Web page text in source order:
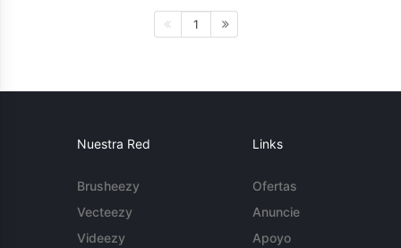
1
Nuestra Red
Brusheezy
Vecteezy
Videezy
Links
Ofertas
Anuncie
Apoyo